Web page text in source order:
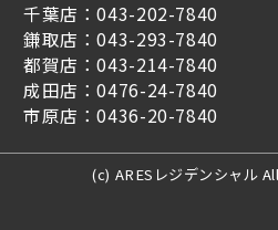
千葉店：043-202-7840
鎌取店：043-293-7840
都賀店：043-214-7840
成田店：0476-24-7840
市原店：0436-20-7840
(c) ARESレジデンシャル